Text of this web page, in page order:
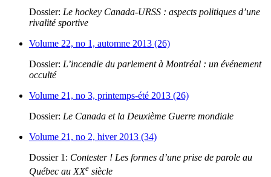
Dossier: Le hockey Canada-URSS : aspects politiques d’une
rivalité sportive
Volume 22, no 1, automne 2013 (26)
Dossier: L’incendie du parlement à Montréal : un événement
occulté
Volume 21, no 3, printemps-été 2013 (26)
Dossier: Le Canada et la Deuxième Guerre mondiale
Volume 21, no 2, hiver 2013 (34)
Dossier 1: Contester ! Les formes d’une prise de parole au
Québec au XXe siècle